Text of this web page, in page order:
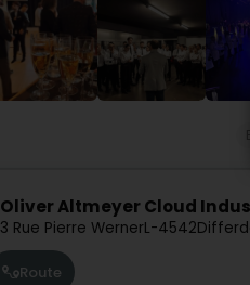
Oliver Altmeyer Cloud
3 Rue Pierre WernerL-4542
Route